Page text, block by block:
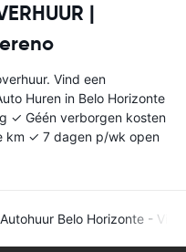
|
Vind een
Huren in Belo Horizonte
✓ Géén verborgen kosten
km ✓ 7 dagen p/wk open
Autohuur Belo Horizonte - Vila